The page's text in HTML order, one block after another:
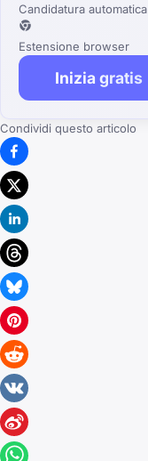
Candidatura automatica
Estensione browser
Inizia gratis
Condividi questo articolo